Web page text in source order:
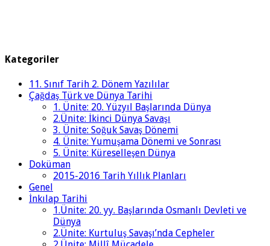
Kategoriler
11. Sınıf Tarih 2. Dönem Yazılılar
Çağdaş Türk ve Dünya Tarihi
1. Ünite: 20. Yüzyıl Başlarında Dünya
2.Ünite: İkinci Dünya Savaşı
3. Ünite: Soğuk Savaş Dönemi
4. Ünite: Yumuşama Dönemi ve Sonrası
5. Ünite: Küreselleşen Dünya
Doküman
2015-2016 Tarih Yıllık Planları
Genel
İnkılap Tarihi
1.Ünite: 20. yy. Başlarında Osmanlı Devleti ve
Dünya
2.Ünite: Kurtuluş Savaşı’nda Cepheler